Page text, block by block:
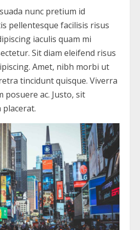
nunc pretium id
pellentesque facilisis risus
iaculis quam mi
Sit diam eleifend risus
Amet, nibh morbi ut
tincidunt quisque. Viverra
posuere ac. Justo, sit